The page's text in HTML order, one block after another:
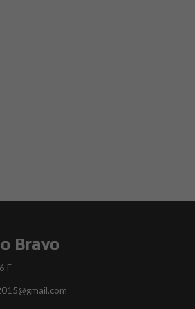
Bravo
F